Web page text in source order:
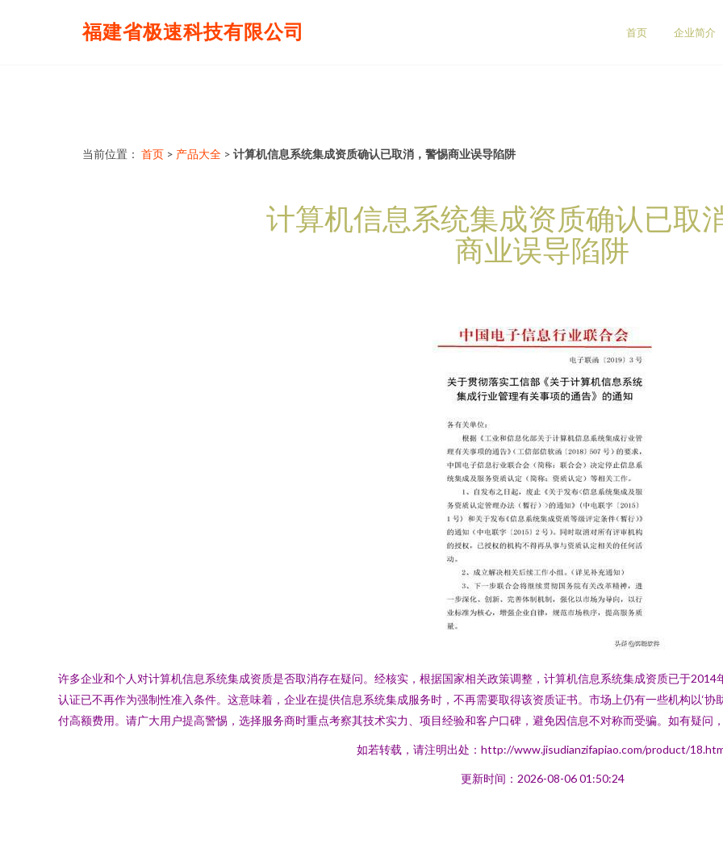
福建省极速科技有限公司 首页 企业简介
当前位置： 首页 > 产品大全 > 计算机信息系统集成资质确认已取消，警惕商业误导陷阱
计算机信息系统集成资质确认已取
商业误导陷阱
许多企业和个人对计算机信息系统集成资质是否取消存在疑问。经核实，根据国家相关政策调整，计算机信息系统集成资质已于
认证已不再作为强制性准入条件。这意味着，企业在提供信息系统集成服务时，不再需要取得该资质证书。市场上仍有一些机构以‘协
付高额费用。请广大用户提高警惕，选择服务商时重点考察其技术实力、项目经验和客户口碑，避免因信息不对称而受骗。如有疑问
如若转载，请注明出处：http://www.jisudianzifapiao.com/product/
更新时间：2026-08-06 01:50:24